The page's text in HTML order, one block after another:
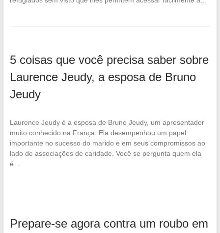
5 coisas que você precisa saber sobre
Laurence Jeudy, a esposa de Bruno
Jeudy
Laurence Jeudy é a esposa de Bruno Jeudy, um apresentador
muito conhecido na França. Ela desempenhou um papel
importante no sucesso do marido e em seus compromissos ao
lado de associações de caridade. Você se pergunta quem ela
é…
Prepare-se agora contra um roubo em